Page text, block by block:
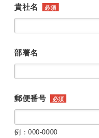
貴社名 必須
部署名
郵便番号 必須
例：000-0000